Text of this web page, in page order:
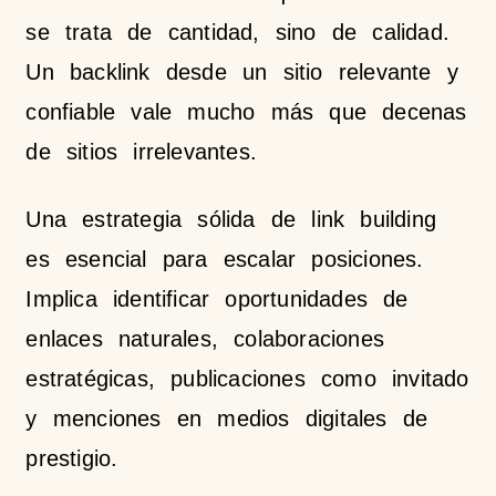
se trata de cantidad, sino de calidad.
Un backlink desde un sitio relevante y
confiable vale mucho más que decenas
de sitios irrelevantes.
Una estrategia sólida de link building
es esencial para escalar posiciones.
Implica identificar oportunidades de
enlaces naturales, colaboraciones
estratégicas, publicaciones como invitado
y menciones en medios digitales de
prestigio.